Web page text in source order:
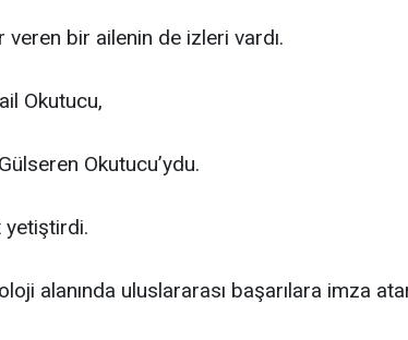
bir ailenin de izleri vardı.
Okutucu,
Okutucu’ydu.
yetiştirdi.
alanında uluslararası başarılara imza